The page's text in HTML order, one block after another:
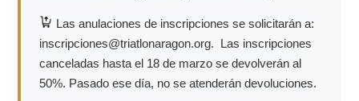
Las anulaciones de inscripciones se solicitarán a:
inscripciones@triatlonaragon.org. Las inscripciones
canceladas hasta el 18 de marzo se devolverán al
50%. Pasado ese día, no se atenderán devoluciones.